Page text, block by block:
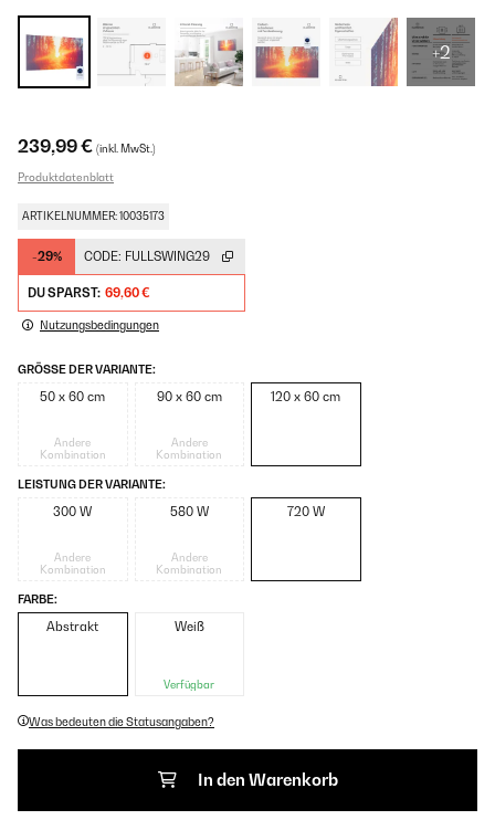
+2
239,99 € (inkl. MwSt.)
Produktdatenblatt
ARTIKELNUMMER: 10035173
-29% CODE: FULLSWING29
DU SPARST: 69,60 €
Nutzungsbedingungen
GRÖSSE DER VARIANTE:
50 x 60 cm
Andere
Kombination
90 x 60 cm
Andere
Kombination
120 x 60 cm
LEISTUNG DER VARIANTE:
300 W
Andere
Kombination
580 W
Andere
Kombination
720 W
FARBE:
Abstrakt Weiß
Verfügbar
Was bedeuten die Statusangaben?
In den Warenkorb